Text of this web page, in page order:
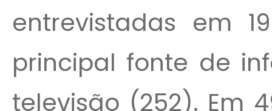
entrevistadas em
principal fonte de
televisão (252). Em